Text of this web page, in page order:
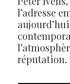
l’adresse
réputation.